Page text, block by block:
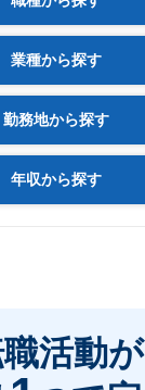
業種から探す
勤務地から探す
年収から探す
活動が